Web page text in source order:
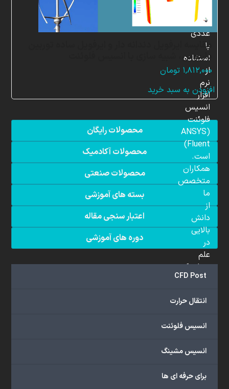
مقایسه ایرفویل دندانه دار و ایرفویل ساده توربین
داریوس، شبیه سازی با انسیس فلوئنت
۱,۸۱۲,۰۰۰ تومان
افزودن به سبد خرید
محصولات رایگان
محصولات آکادمیک
محصولات صنعتی
بسته های آموزشی
اعتبار سنجی مقاله
دوره های آموزشی
CFD Post
انتقال حرارت
انسیس فلوئنت
انسیس مشینگ
برای حرفه ای ها
شبیه
سازی
عددی
با
استفاده
از
نرم
افزار
انسیس
فلوئنت
(ANSYS
Fluent)
است.
همکاران
متخصص
ما
از
دانش
بالایی
در
علم
دینامیک
سیالات
(CFD)
هستند.
ما
گسترده‌ای